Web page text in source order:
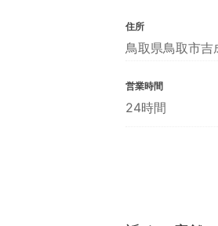
住所
鳥取県鳥取市
営業時間
24時間